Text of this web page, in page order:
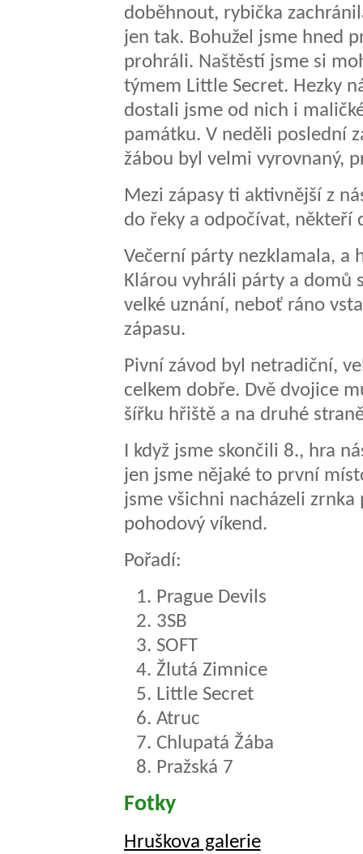
doběhnout, rybička
jen tak. Bohužel jsme hned
prohráli. Naštěstí jsme si
týmem Little Secret. Hezky
dostali jsme od nich i
památku. V neděli poslední
žábou byl velmi vyrovnaný,
Mezi zápasy ti aktivnější z
do řeky a odpočívat, někteří
Večerní párty nezklamala, a
Klárou vyhráli párty a domů
velké uznání, neboť ráno
zápasu.
Pivní závod byl netradiční,
celkem dobře. Dvě dvojice
šířku hřiště a na druhé
I když jsme skončili 8., hra
jen jsme nějaké to první
jsme všichni nacházeli
pohodový víkend.
Pořadí:
Prague Devils
3SB
SOFT
Žlutá Zimnice
Little Secret
Atruc
Chlupatá Žába
Pražská 7
Fotky
Hruškova galerie